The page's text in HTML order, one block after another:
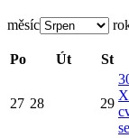
měsíc
Po Út St
27 28 29
X